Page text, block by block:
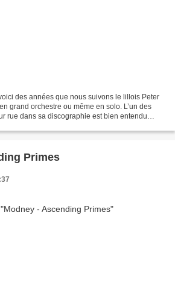
des années que nous suivons le lillois Peter
grand orchestre ou même en solo. L’un des
rue dans sa discographie est bien entendu
Primes